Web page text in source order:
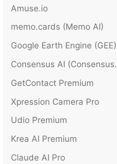
Amuse.io
memo.cards (Memo AI)
Google Earth Engine (GEE)
Consensus AI
GetContact Premium
Xpression Camera Pro
Udio Premium
Krea AI Premium
Claude AI Pro